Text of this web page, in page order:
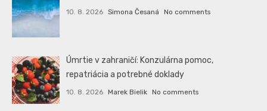
10. 8. 2026 Simona Česaná No comments
Úmrtie v zahraničí: Konzulárna pomoc,
repatriácia a potrebné doklady
10. 8. 2026 Marek Bielik No comments